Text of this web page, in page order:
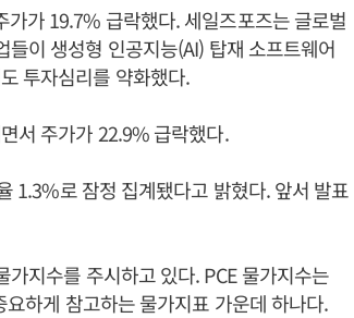
가 19.7% 급락했다. 세일즈포즈는 글로벌
이 생성형 인공지능(AI) 탑재 소프트웨어
투자심리를 약화했다.
서 주가가 22.9% 급락했다.
1.3%로 잠정 집계됐다고 밝혔다. 앞서 발표
지수를 주시하고 있다. PCE 물가지수는
하게 참고하는 물가지표 가운데 하나다.